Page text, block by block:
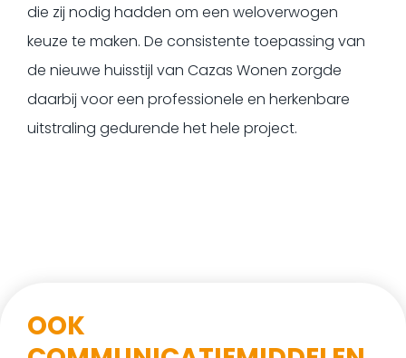
die zij nodig hadden om een weloverwogen
keuze te maken. De consistente toepassing van
de nieuwe huisstijl van Cazas Wonen zorgde
daarbij voor een professionele en herkenbare
uitstraling gedurende het hele project.
OOK